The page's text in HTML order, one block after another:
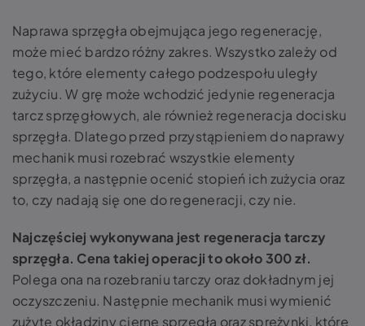
Naprawa sprzęgła obejmująca jego regenerację,
może mieć bardzo różny zakres. Wszystko zależy od
tego, które elementy całego podzespołu uległy
zużyciu. W grę może wchodzić jedynie regeneracja
tarcz sprzęgłowych, ale również regeneracja docisku
sprzęgła. Dlatego przed przystąpieniem do naprawy
mechanik musi rozebrać wszystkie elementy
sprzęgła, a następnie ocenić stopień ich zużycia oraz
to, czy nadają się one do regeneracji, czy nie.
Najczęściej wykonywana jest regeneracja tarczy
sprzęgła. Cena takiej operacji to około 300 zł.
Polega ona na rozebraniu tarczy oraz dokładnym jej
oczyszczeniu. Następnie mechanik musi wymienić
zużyte okładziny cierne sprzęgła oraz sprężynki, które